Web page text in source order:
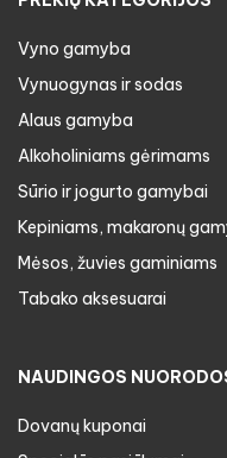
Vyno gamyba
Vynuogynas ir sodas
Alaus gamyba
Alkoholiniams gėrimams
Sūrio ir jogurto gamybai
Kepiniams, makaronų
Mėsos, žuvies gaminiams
Tabako aksesuarai
NAUDINGOS
Dovanų kuponai